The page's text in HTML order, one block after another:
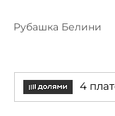
Рубашка Белини
4